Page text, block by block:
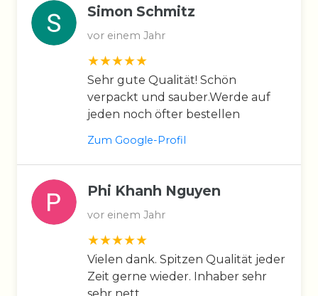
Simon Schmitz
vor einem Jahr
Sehr gute Qualität! Schön
verpackt und sauber.Werde auf
jeden noch öfter bestellen
Zum Google-Profil
Phi Khanh Nguyen
vor einem Jahr
Vielen dank. Spitzen Qualität jeder
Zeit gerne wieder. Inhaber sehr